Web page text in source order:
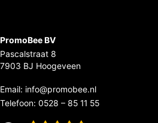
PromoBee BV
Pascalstraat 8
7903 BJ Hoogeveen
Email: info@promobee.nl
Telefoon: 0528 – 85 11 55